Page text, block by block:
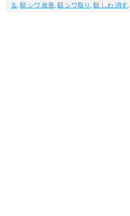
る, 額 シワ 改善, 額 シワ取り , 額 しわ 消す,